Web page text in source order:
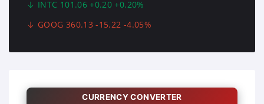
INTC 101.06 +0.20 +0.20%
GOOG 360.13 -15.22 -4.05%